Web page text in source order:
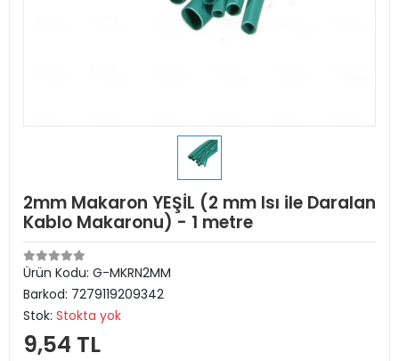
2mm Makaron YEŞİL (2 mm Isı ile Daralan
Kablo Makaronu) - 1 metre
Ürün Kodu: G-MKRN2MM
Barkod: 7279119209342
Stok: Stokta yok
9,54 TL